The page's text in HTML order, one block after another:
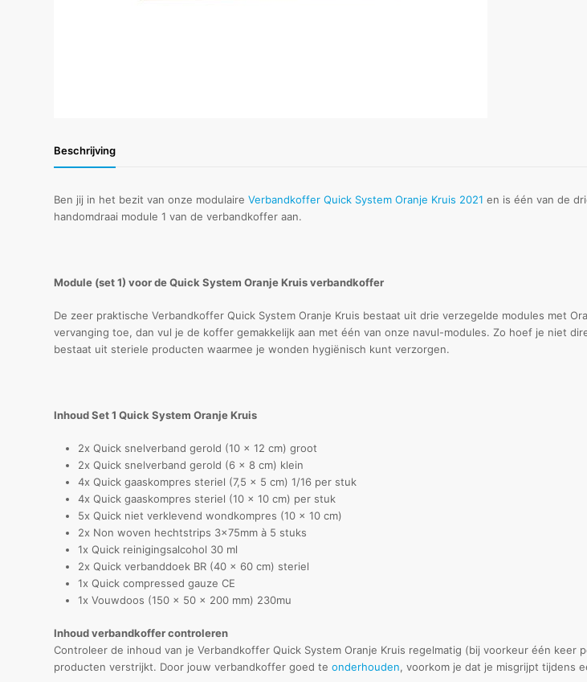
Beschrijving
Ben jij in het bezit van onze modulaireVerbandkoffer Quick System Oranje Kruis 2021 en is één van de
handomdraai module 1 van de verbandkoffer aan.
Module (set 1) voor de Quick System Oranje Kruis verbandkoffer
De zeer praktische Verbandkoffer Quick System Oranje Kruis bestaat uit drie verzegelde modules met
vervanging toe, dan vul je de koffer gemakkelijk aan met één van onze navul-modules. Zo hoef je niet
bestaat uit steriele producten waarmee je wonden hygiënisch kunt verzorgen.
Inhoud Set 1 Quick System Oranje Kruis
2x Quick snelverband gerold (10 x 12 cm) groot
2x Quick snelverband gerold (6 x 8 cm) klein
4x Quick gaaskompres steriel (7,5 x 5 cm) 1/16 per stuk
4x Quick gaaskompres steriel (10 x 10 cm) per stuk
5x Quick niet verklevend wondkompres (10 x 10 cm)
2x Non woven hechtstrips 3x75mm à 5 stuks
1x Quick reinigingsalcohol 30 ml
2x Quick verbanddoek BR (40 x 60 cm) steriel
1x Quick compressed gauze CE
1x Vouwdoos (150 x 50 x 200 mm) 230mu
Inhoud verbandkoffer controleren
Controleer de inhoud van je Verbandkoffer Quick System Oranje Kruis regelmatig (bij voorkeur één
producten verstrijkt. Door jouw verbandkoffer goed teonderhouden, voorkom je dat je misgrijpt tijdens